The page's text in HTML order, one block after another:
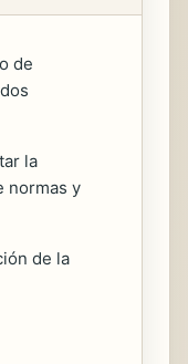
de
la
normas y
de la